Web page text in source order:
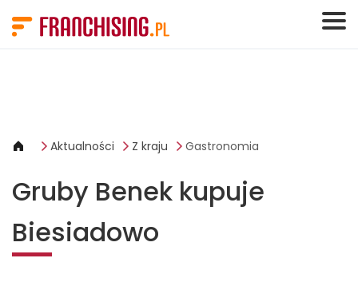
Aktualności Z kraju Gastronomia
Gruby Benek kupuje
Biesiadowo